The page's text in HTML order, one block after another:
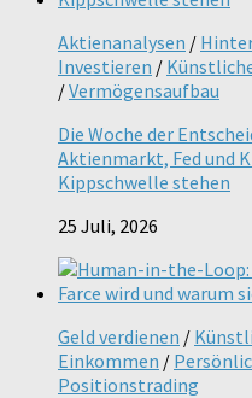
Aktienanalysen /
Investieren /
/Vermögensaufbau
Die Woche der
Aktienmarkt, Fed und
Kippschwelle stehen
25 Juli, 2026
Geld verdienen /
Einkommen /
Positionstrading